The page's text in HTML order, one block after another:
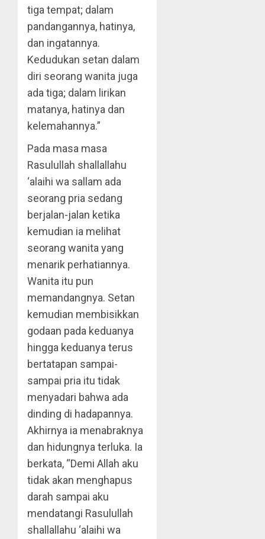
tiga tempat; dalam
pandangannya, hatinya,
dan ingatannya.
Kedudukan setan dalam
diri seorang wanita juga
ada tiga; dalam lirikan
matanya, hatinya dan
kelemahannya.”
Pada masa masa
Rasulullah shallallahu
‘alaihi wa sallam ada
seorang pria sedang
berjalan-jalan ketika
kemudian ia melihat
seorang wanita yang
menarik perhatiannya.
Wanita itu pun
memandangnya. Setan
kemudian membisikkan
godaan pada keduanya
hingga keduanya terus
bertatapan sampai-
sampai pria itu tidak
menyadari bahwa ada
dinding di hadapannya.
Akhirnya ia menabraknya
dan hidungnya terluka. Ia
berkata, “Demi Allah aku
tidak akan menghapus
darah sampai aku
mendatangi Rasulullah
shallallahu ‘alaihi wa